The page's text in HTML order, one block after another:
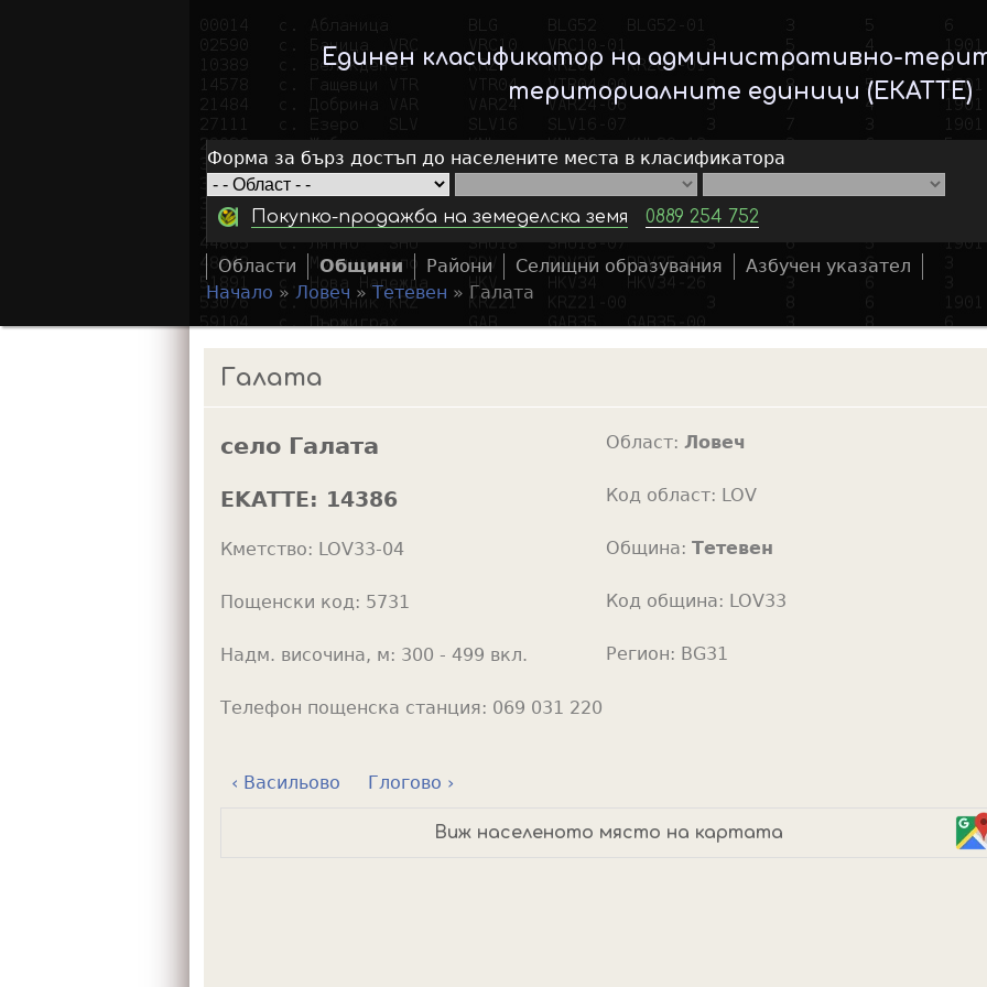
Skip
to
main
Единен класификатор на административно-
териториалните единици (ЕКАТТЕ)
Форма за бърз достъп до населените места в класификатора
Покупко-продажба на земеделска земя 0889 254 752
a
c
Области Общини Райони Селищни образувания Азбучен указател
o
Начало »Ловеч » Тетевен » Галата
Галата
село Галата
EKATTE: 14386
Кметство: LOV33-04
Пощенски код: 5731
Надм. височина, м: 300 - 499 вкл.
Област: Ловеч
Код област: LOV
Община: Тетевен
Код община: LOV33
Регион: BG31
Телефон пощенска станция: 069 031 220
‹ Васильово Глогово ›
Виж населеното място на картата